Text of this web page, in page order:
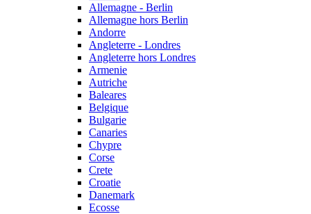
Allemagne - Berlin
Allemagne hors Berlin
Andorre
Angleterre - Londres
Angleterre hors Londres
Armenie
Autriche
Baleares
Belgique
Bulgarie
Canaries
Chypre
Corse
Crete
Croatie
Danemark
Ecosse